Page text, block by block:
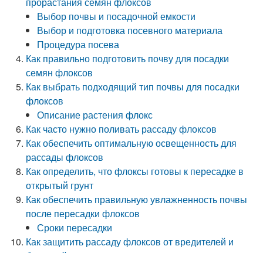
Выбор почвы и посадочной емкости
Выбор и подготовка посевного материала
Процедура посева
Как правильно подготовить почву для посадки
семян флоксов
Как выбрать подходящий тип почвы для посадки
флоксов
Описание растения флокс
Как часто нужно поливать рассаду флоксов
Как обеспечить оптимальную освещенность для
рассады флоксов
Как определить, что флоксы готовы к пересадке в
открытый грунт
Как обеспечить правильную увлажненность почвы
после пересадки флоксов
Сроки пересадки
Как защитить рассаду флоксов от вредителей и